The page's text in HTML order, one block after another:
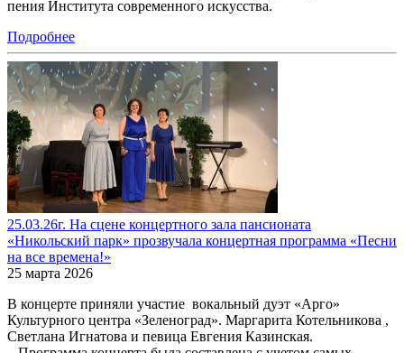
пения Института современного искусства.
Подробнее
25.03.26г. На сцене концертного зала пансионата
«Никольский парк» прозвучала концертная программа «Песни
на все времена!»
25 марта 2026
В концерте приняли участие вокальный дуэт «Арго»
Культурного центра «Зеленоград». Маргарита Котельникова ,
Светлана Игнатова и певица Евгения Казинская.